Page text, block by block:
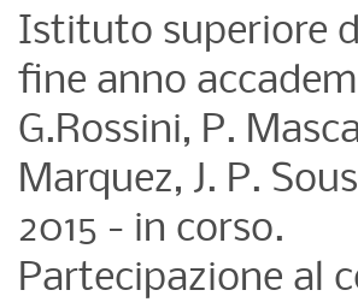
Istituto superiore
fine anno
G.Rossini, P.
Marquez, J. P.
2015 - in corso.
Partecipazione al